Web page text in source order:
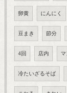
卵黄 にんにく
豆まき 節分
4回 店内
冷たいざるそば